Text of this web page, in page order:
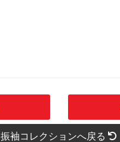
振袖コレクションへ戻る